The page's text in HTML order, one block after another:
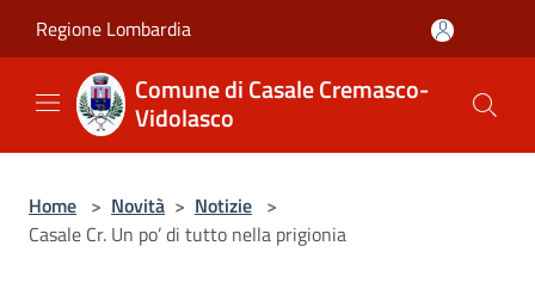
Regione Lombardia
Comune di Casale Cremasco-
Vidolasco
Home > Novità > Notizie >
Casale Cr. Un po’ di tutto nella prigionia